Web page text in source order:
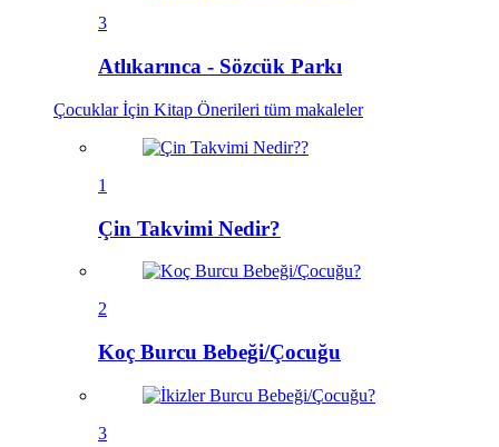
3
Atlıkarınca - Sözcük Parkı
Çocuklar İçin Kitap Önerileri tüm makaleler
1
Çin Takvimi Nedir?
2
Koç Burcu Bebeği/Çocuğu
3